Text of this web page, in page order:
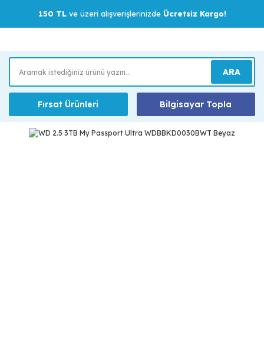
150 TLve üzeri alışverişlerinizde Ücretsiz Kargo!
ARA
Fırsat Ürünleri Bilgisayar Topla